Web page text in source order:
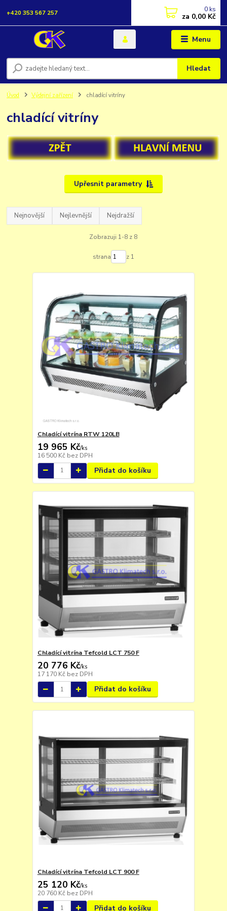
Menu
Hledat
+420 353 567 257 0 ks
za 0,00 Kč
Úvod Výdejní zařízení chladící vitríny
chladící vitríny
Upřesnit parametry
Nejnovější Nejlevnější Nejdražší
Zobrazuji 1-8 z 8
strana z 1
Chladící vitrína RTW 120LB
19 965 Kč/ks
16 500 Kč bez DPH
Přidat do košíku
Chladící vitrína Tefcold LCT 750 F
20 776 Kč/ks
17 170 Kč bez DPH
Přidat do košíku
Chladící vitrína Tefcold LCT 900 F
25 120 Kč/ks
20 760 Kč bez DPH
Přidat do košíku